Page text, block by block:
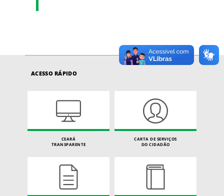
ACESSO RÁPIDO
CEARÁ
TRANSPARENTE
CARTA DE SERVIÇOS
DO CIDADÃO